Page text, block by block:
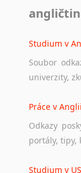
Ať už se
Studium v
Soubor
univerzity,
Práce v
Odkazy
portály, tipy,
Studium v